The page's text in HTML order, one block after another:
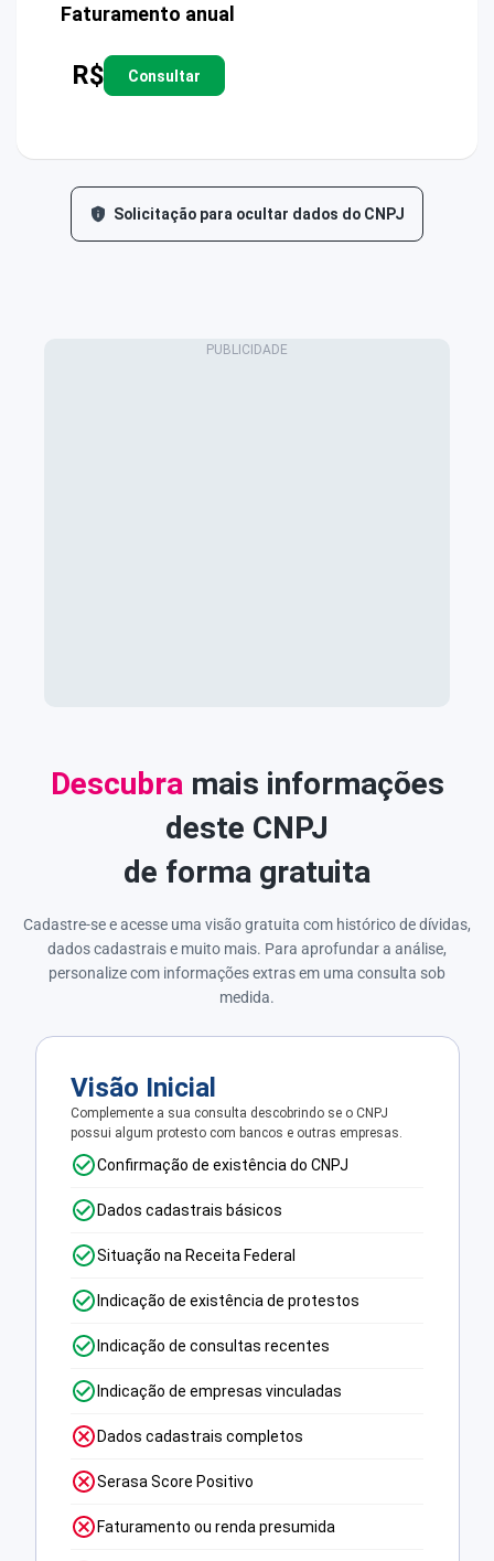
Faturamento anual
R$ Consultar
Solicitação para ocultar dados do CNPJ
Descubramais informações
deste CNPJ
de forma gratuita
Cadastre-se e acesse uma visão gratuita com histórico de dívidas,
dados cadastrais e muito mais. Para aprofundar a análise,
personalize com informações extras em uma consulta sob
medida.
Visão Inicial
Complemente a sua consulta descobrindo se o CNPJ
possui algum protesto com bancos e outras empresas.
Confirmação de existência do CNPJ
Dados cadastrais básicos
Situação na Receita Federal
Indicação de existência de protestos
Indicação de consultas recentes
Indicação de empresas vinculadas
Dados cadastrais completos
Serasa Score Positivo
Faturamento ou renda presumida